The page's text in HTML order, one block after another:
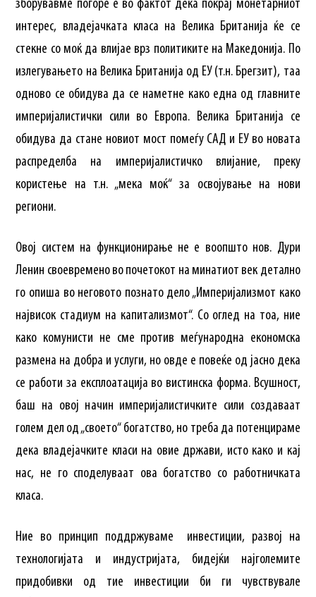
зборувавме погоре е во фактот дека покрај монетарниот
интерес, владејачката класа на Велика Британија ќе се
стекне со моќ да влијае врз политиките на Македонија. По
излегувањето на Велика Британија од ЕУ (т.н. Брегзит), таа
одново се обидува да се наметне како една од главните
империјалистички сили во Европа. Велика Британија се
обидува да стане новиот мост помеѓу САД и ЕУ во новата
распределба на империјалистичко влијание, преку
користење на т.н. „мека моќ“ за освојување на нови
региони.
Овој систем на функционирање не е воопшто нов. Дури
Ленин своевремено во почетокот на минатиот век детално
го опиша во неговото познато дело „Империјализмот како
највисок стадиум на капитализмот“. Со оглед на тоа, ние
како комунисти не сме против меѓународна економска
размена на добра и услуги, но овде е повеќе од јасно дека
се работи за експлоатација во вистинска форма. Всушност,
баш на овој начин империјалистичките сили создаваат
голем дел од „своето“ богатство, но треба да потенцираме
дека владејачките класи на овие држави, исто како и кај
нас, не го споделуваат ова богатство со работничката
класа.
Ние во принцип поддржуваме инвестиции, развој на
технологијата и индустријата, бидејќи најголемите
придобивки од тие инвестиции би ги чувствувале